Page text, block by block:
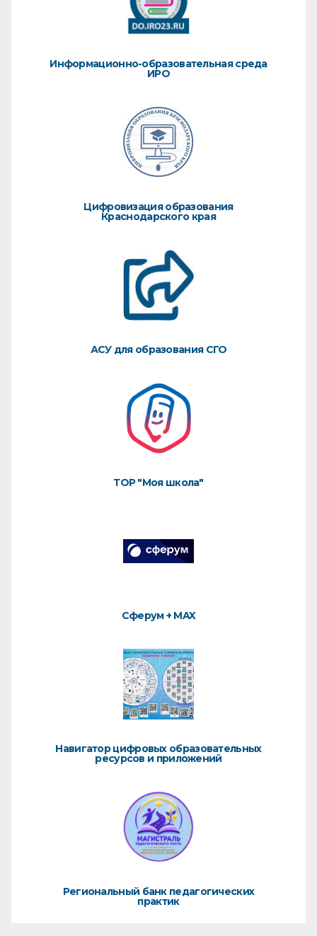
Информационно-образовательная среда
ИРО
Цифровизация образования
Краснодарского края
АСУ для образования СГО
ТОР "Моя школа"
Сферум + MAX
Навигатор цифровых образовательных
ресурсов и приложений
Региональный банк педагогических
практик